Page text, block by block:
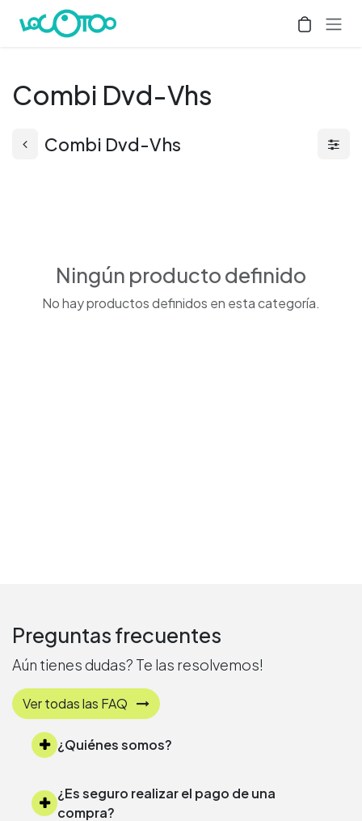
Ir al contenido
Combi Dvd-Vhs
Combi Dvd-Vhs
Ningún producto definido
No hay productos definidos en esta categoría.
Preguntas frecuentes
Aún tienes dudas? Te las resolvemos!
Ver todas las FAQ
¿Quiénes somos?
¿Es seguro realizar el pago de una
compra?